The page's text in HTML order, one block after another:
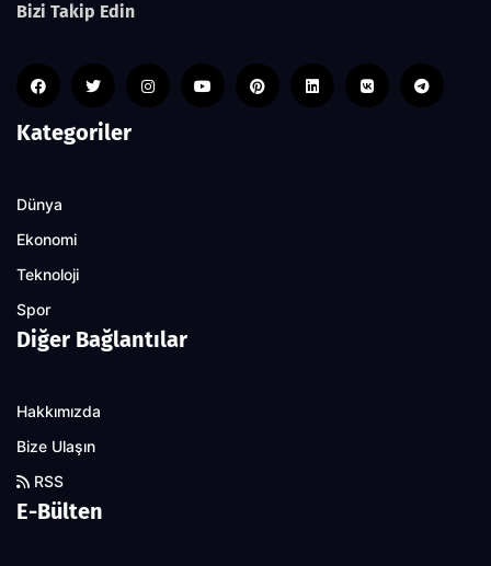
Bizi Takip Edin
Kategoriler
Dünya
Ekonomi
Teknoloji
Spor
Diğer Bağlantılar
Hakkımızda
Bize Ulaşın
RSS
E-Bülten